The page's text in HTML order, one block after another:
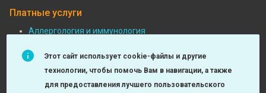
Платные услуги
Подвал:
Платные
услуги
Аллергология и иммунология
Функциональная диагностика
Детская хирургия
Этот сайт использует cookie-файлы и другие
технологии, чтобы помочь Вам в навигации, а также
для предоставления лучшего пользовательского